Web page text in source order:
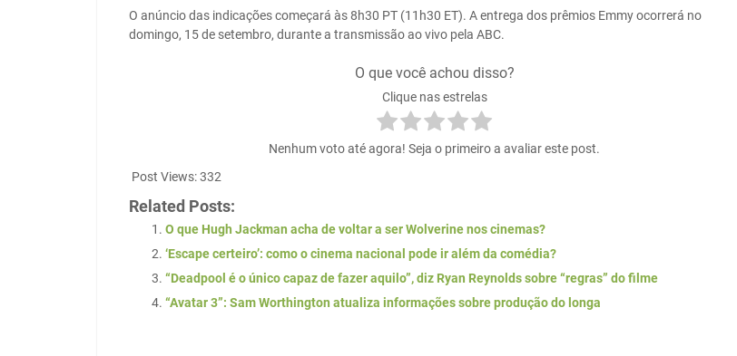
O anúncio das indicações começará às 8h30 PT (11h30 ET). A entrega dos prêmios Emmy ocorrerá no
domingo, 15 de setembro, durante a transmissão ao vivo pela ABC.
O que você achou disso?
Clique nas estrelas
Nenhum voto até agora! Seja o primeiro a avaliar este post.
Post Views:332
Related Posts:
O que Hugh Jackman acha de voltar a ser Wolverine nos cinemas?
‘Escape certeiro’: como o cinema nacional pode ir além da comédia?
“Deadpool é o único capaz de fazer aquilo”, diz Ryan Reynolds sobre “regras” do filme
“Avatar 3”: Sam Worthington atualiza informações sobre produção do longa